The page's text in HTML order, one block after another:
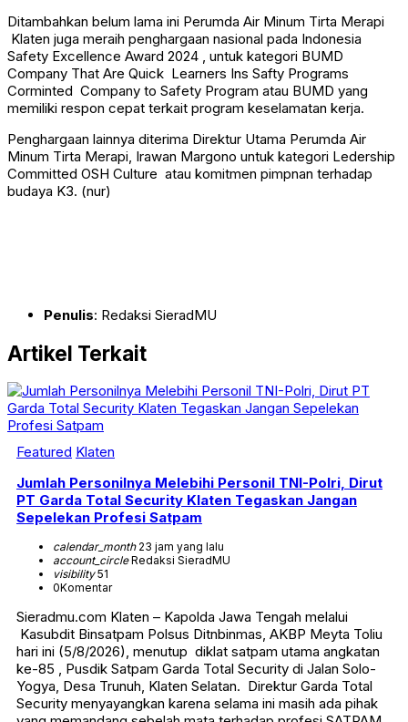
Ditambahkan belum lama ini Perumda Air Minum Tirta Merapi
Klaten juga meraih penghargaan nasional pada Indonesia
Safety Excellence Award 2024 , untuk kategori BUMD
Company That Are Quick Learners Ins Safty Programs
Corminted Company to Safety Program atau BUMD yang
memiliki respon cepat terkait program keselamatan kerja.
Penghargaan lainnya diterima Direktur Utama Perumda Air
Minum Tirta Merapi, Irawan Margono untuk kategori Ledership
Committed OSH Culture atau komitmen pimpnan terhadap
budaya K3. (nur)
Penulis: Redaksi SieradMU
Artikel Terkait
Featured Klaten
Jumlah Personilnya Melebihi Personil TNI-Polri, Dirut
PT Garda Total Security Klaten Tegaskan Jangan
Sepelekan Profesi Satpam
calendar_month23 jam yang lalu
account_circleRedaksi SieradMU
visibility51
0Komentar
Sieradmu.com Klaten – Kapolda Jawa Tengah melalui
Kasubdit Binsatpam Polsus Ditnbinmas, AKBP Meyta Toliu
hari ini (5/8/2026), menutup diklat satpam utama angkatan
ke-85 , Pusdik Satpam Garda Total Security di Jalan Solo-
Yogya, Desa Trunuh, Klaten Selatan. Direktur Garda Total
Security menyayangkan karena selama ini masih ada pihak